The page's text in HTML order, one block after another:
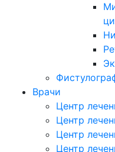
Врачи
Центр
Центр
Центр
Центр